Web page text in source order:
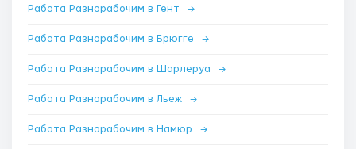
Работа Разнорабочим в Гент →
Работа Разнорабочим в Брюгге →
Работа Разнорабочим в Шарлеруа →
Работа Разнорабочим в Льеж →
Работа Разнорабочим в Намюр →